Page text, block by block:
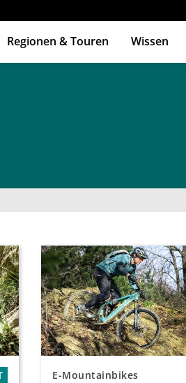
Regionen & Touren Wissen
E-Mountainbikes